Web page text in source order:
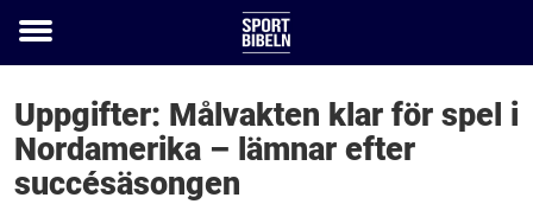
Toggle
Uppgifter: Målvakten klar för spel i
Nordamerika – lämnar efter
succésäsongen